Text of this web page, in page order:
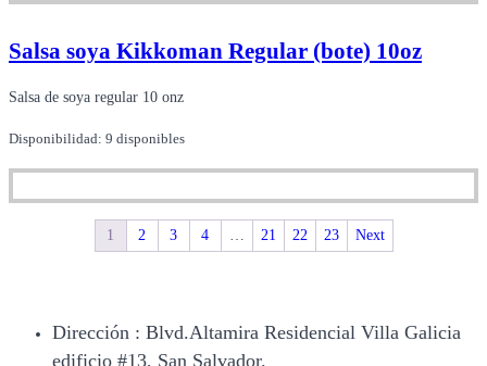
Salsa soya Kikkoman Regular (bote) 10oz
Salsa de soya regular 10 onz
Disponibilidad: 9 disponibles
1 2 3 4 … 21 22 23 Next
Dirección : Blvd.Altamira Residencial Villa Galicia
edificio #13, San Salvador.